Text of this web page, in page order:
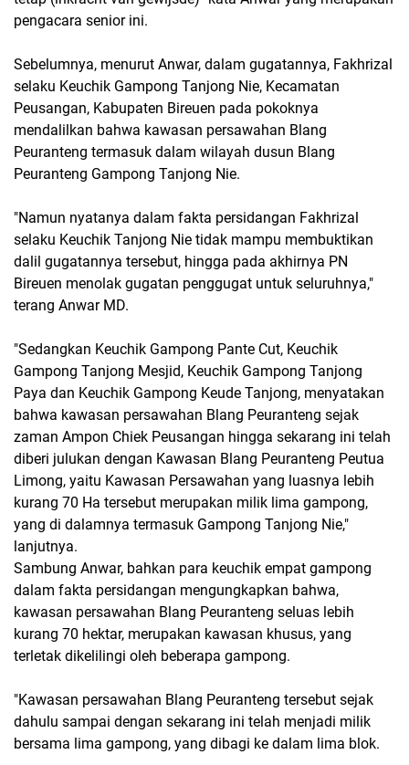
pengacara senior ini.
Sebelumnya, menurut Anwar, dalam gugatannya, Fakhrizal
selaku Keuchik Gampong Tanjong Nie, Kecamatan
Peusangan, Kabupaten Bireuen pada pokoknya
mendalilkan bahwa kawasan persawahan Blang
Peuranteng termasuk dalam wilayah dusun Blang
Peuranteng Gampong Tanjong Nie.
"Namun nyatanya dalam fakta persidangan Fakhrizal
selaku Keuchik Tanjong Nie tidak mampu membuktikan
dalil gugatannya tersebut, hingga pada akhirnya PN
Bireuen menolak gugatan penggugat untuk seluruhnya,"
terang Anwar MD.
"Sedangkan Keuchik Gampong Pante Cut, Keuchik
Gampong Tanjong Mesjid, Keuchik Gampong Tanjong
Paya dan Keuchik Gampong Keude Tanjong, menyatakan
bahwa kawasan persawahan Blang Peuranteng sejak
zaman Ampon Chiek Peusangan hingga sekarang ini telah
diberi julukan dengan Kawasan Blang Peuranteng Peutua
Limong, yaitu Kawasan Persawahan yang luasnya lebih
kurang 70 Ha tersebut merupakan milik lima gampong,
yang di dalamnya termasuk Gampong Tanjong Nie,"
lanjutnya.
Sambung Anwar, bahkan para keuchik empat gampong
dalam fakta persidangan mengungkapkan bahwa,
kawasan persawahan Blang Peuranteng seluas lebih
kurang 70 hektar, merupakan kawasan khusus, yang
terletak dikelilingi oleh beberapa gampong.
"Kawasan persawahan Blang Peuranteng tersebut sejak
dahulu sampai dengan sekarang ini telah menjadi milik
bersama lima gampong, yang dibagi ke dalam lima blok.